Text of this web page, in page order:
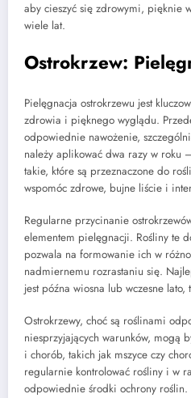
aby cieszyć się zdrowymi, pięknie
wiele lat.
Ostrokrzew:
Pielęgnacja ostrokrzewu jest
zdrowia i pięknego wyglądu.
odpowiednie nawożenie,
należy aplikować dwa razy w
takie, które są przeznaczone do
wspomóc zdrowe, bujne liście i
Regularne przycinanie
elementem pielęgnacji. Rośliny te
pozwala na formowanie ich w
nadmiernemu rozrastaniu się.
jest późna wiosna lub wczesne
Ostrokrzewy, choć są roślinami
niesprzyjających warunków, mogą
i chorób, takich jak mszyce czy
regularnie kontrolować rośliny i w
odpowiednie środki ochrony roślin.